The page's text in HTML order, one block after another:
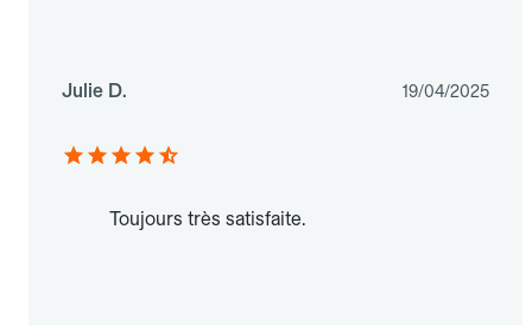
Julie D. 19/04/2025
Toujours très satisfaite.